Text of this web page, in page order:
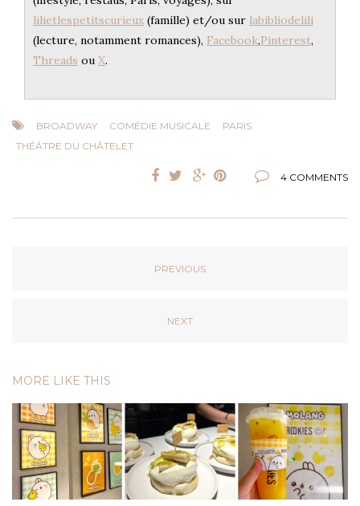
lilietlespetitscurieux (famille) et/ou sur labibliodelili
(lecture, notamment romances), Facebook,Pinterest,
Threads ou X.
BROADWAY COMÉDIE MUSICALE
PARIS
THÉÂTRE DU CHÂTELET
4 COMMENTS
PREVIOUS
NEXT
MORE LIKE THIS